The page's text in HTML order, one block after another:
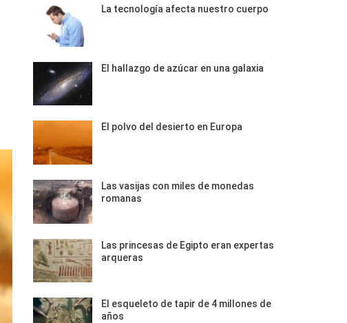
La tecnología afecta nuestro cuerpo
El hallazgo de azúcar en una galaxia
El polvo del desierto en Europa
Las vasijas con miles de monedas
romanas
Las princesas de Egipto eran expertas
arqueras
El esqueleto de tapir de 4 millones de
años